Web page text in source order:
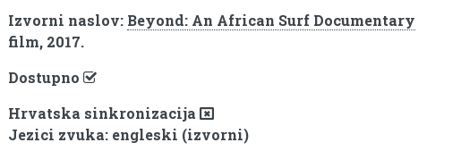
Izvorni naslov: Beyond: An African Surf Documentary
film, 2017.
Dostupno
Hrvatska sinkronizacija
Jezici zvuka: engleski (izvorni)